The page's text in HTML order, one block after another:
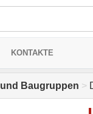
KONTAKTE
Baugruppen >